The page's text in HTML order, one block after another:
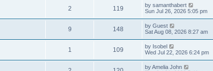
2 119 by samanthabert
Sun Jul 26, 2026 5:05 pm
9 148 by Guest
Sat Aug 08, 2026 8:27 am
1 109 by Isobel
Wed Jul 22, 2026 6:24 pm
byAmelia John